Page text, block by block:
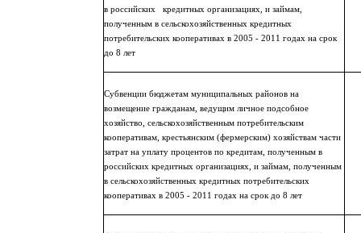
в российских
кредитных организациях, и займам,
полученным в сельскохозяйственных кредитных
потребительских кооперативах в 2005 - 2011 годах на срок
до 8 лет
Субвенции бюджетам муниципальных районов на
возмещение гражданам, ведущим личное подсобное
хозяйство, сельскохозяйственным потребительским
кооперативам, крестьянским (фермерским) хозяйствам части
затрат на уплату процентов по кредитам, полученным в
российских кредитных организациях, и займам, полученным
в сельскохозяйственных кредитных потребительских
кооперативах в 2005 - 2011 годах на срок до 8 лет